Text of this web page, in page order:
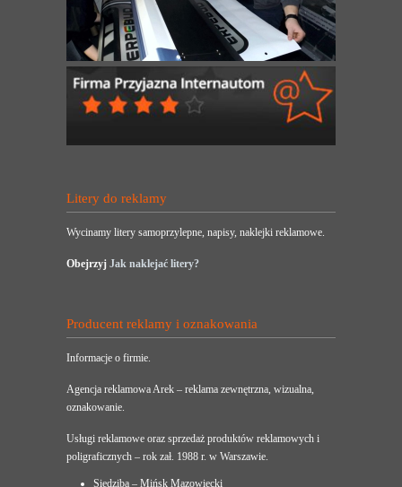
Litery do reklamy
Wycinamy litery samoprzylepne, napisy, naklejki reklamowe.
Obejrzyj Jak naklejać litery?
Producent reklamy i oznakowania
Informacje o firmie.
Agencja reklamowa Arek – reklama zewnętrzna, wizualna,
oznakowanie.
Usługi reklamowe oraz sprzedaż produktów reklamowych i
poligraficznych – rok zał. 1988 r. w Warszawie.
Siedziba – Mińsk Mazowiecki